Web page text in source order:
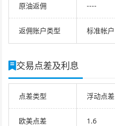
原油返佣 ----
返佣账户类型 标准帐户
交易点差及利息
点差类型 浮动点差
欧美点差 1.6